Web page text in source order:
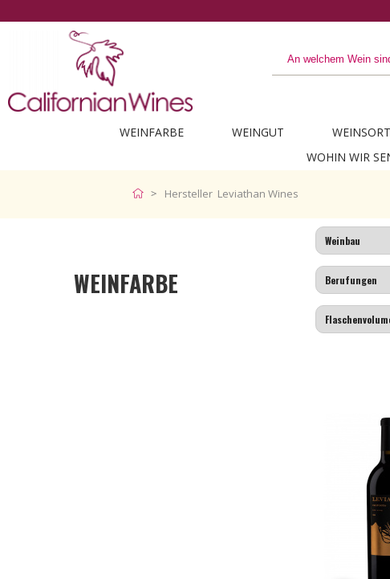
WEINFARBE WEINGUT
WOHIN WIR
Hersteller Leviathan Wines
WEINFARBE